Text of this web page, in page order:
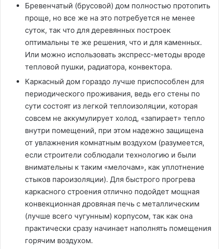
Бревенчатый (брусовой) дом полностью протопить
проще, но все же на это потребуется не менее
суток, так что для деревянных построек
оптимальны те же решения, что и для каменных.
Или можно использовать экспресс-методы вроде
тепловой пушки, радиатора, конвектора.
Каркасный дом гораздо лучше приспособлен для
периодического проживания, ведь его стены по
сути состоят из легкой теплоизоляции, которая
совсем не аккумулирует холод, «запирает» тепло
внутри помещений, при этом надежно защищена
от увлажнения комнатным воздухом (разумеется,
если строители соблюдали технологию и были
внимательны к таким «мелочам», как уплотнение
стыков пароизоляции). Для быстрого прогрева
каркасного строения отлично подойдет мощная
конвекционная дровяная печь с металлическим
(лучше всего чугунным) корпусом, так как она
практически сразу начинает наполнять помещения
горячим воздухом.